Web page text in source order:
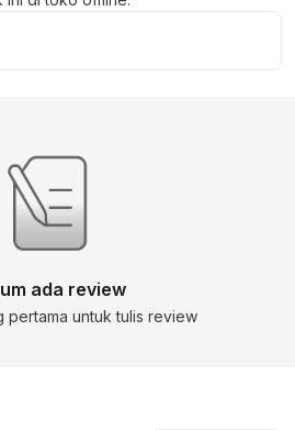
ada review
pertama untuk tulis review